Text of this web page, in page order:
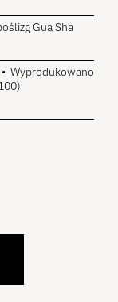
Gua Sha
Wyprodukowano